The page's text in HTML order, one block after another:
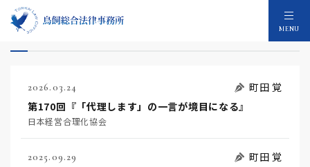
MENU
町田 覚のメディア：8件
2026.03.24
町田 覚
第170回『「代理します」の一言が境目になる』
日本経営合理化協会
2025.09.29
町田 覚